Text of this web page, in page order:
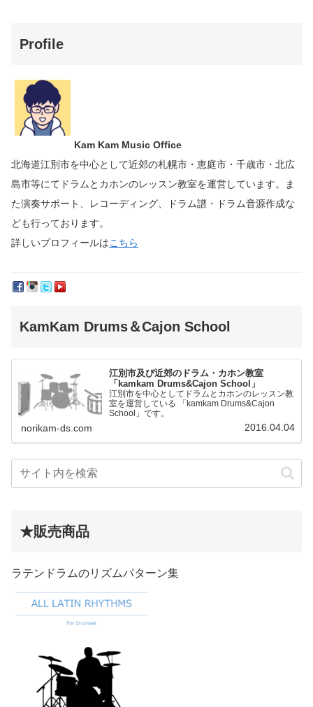
Profile
Kam Kam Music Office
北海道江別市を中心として近郊の札幌市・恵庭市・千歳市・北広
島市等にて ドラムとカホンのレッスン教室を運営しています。
ま
た演奏サポート、レコーディング、ドラム譜・ドラム音源作成な
ども行っております。
詳しいプロフィールはこちら
KamKam Drums＆Cajon School
江別市及び近郊のドラム・カホン教室
「kamkam Drums&Cajon School」
江別市を中心としてドラムとカホンのレッスン教
室を運営している 「kamkam Drums&Cajon
School」です。
norikam-ds.com 2016.04.04
★販売商品
ラテンドラムのリズムパターン集